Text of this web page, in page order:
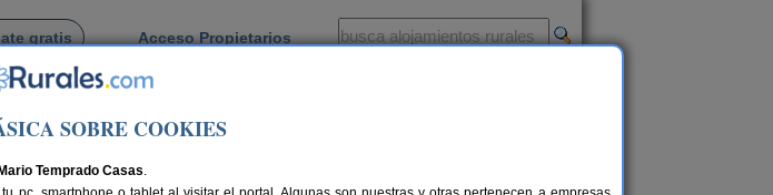
gratis Acceso Propietarios
SOBRE COOKIES
Mario Temprado Casas.